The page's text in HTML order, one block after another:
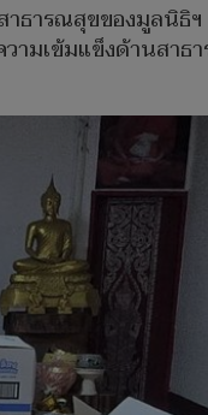
ารณสุขของมูลนิธิ
มเข้มแข็งด้านสาธ